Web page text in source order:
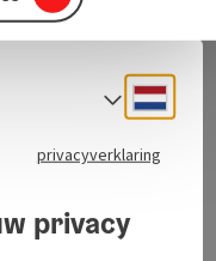
bij de
de marketing
als
breed scala aan
privacyverklaring
privacy